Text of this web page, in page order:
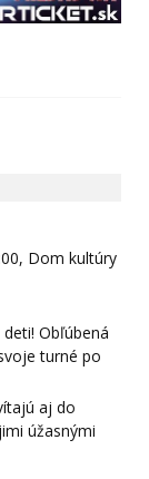
Dom kultúry
Obľúbená
turné po
aj do
úžasnými